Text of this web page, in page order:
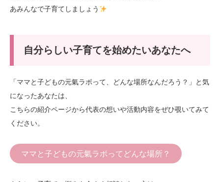
あみんなで子育てしましょう
自分らしい子育てを始めたいあなたへ
「ママと子どもの元氣ラボって、どんな場所なんだろう？」と気
になったあなたは、
こちらの紹介ページから代表の想いや活動内容をぜひ覗いてみて
ください。
ママと子どもの元氣ラボってどんな場所？